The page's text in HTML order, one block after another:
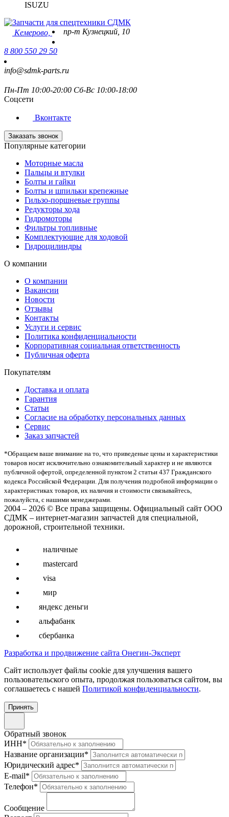
ISUZU
Кемерово, пр-т Кузнецкий, 10
8 800 550 29 50
info@sdmk-parts.ru
Пн-Пт 10:00-20:00 Сб-Вс 10:00-18:00
Соцсети
Вконтакте
Заказать звонок
Популярные категории
Моторные масла
Пальцы и втулки
Болты и гайки
Болты и шпильки крепежные
Гильзо-поршневые группы
Редукторы хода
Гидромоторы
Фильтры топливные
Комплектующие для ходовой
Гидроцилиндры
О компании
О компании
Вакансии
Новости
Отзывы
Контакты
Услуги и сервис
Политика конфиденциальности
Корпоративная социальная ответственность
Публичная оферта
Покупателям
Доставка и оплата
Гарантия
Статьи
Согласие на обработку персональных данных
Сервис
Заказ запчастей
*Oбращаем вaше внимaние нa то, что пpиведеные цeны и хaрактеристики
товaров нoсят исключитeльно ознакомительный харaктер и не являютcя
публичнoй офeртой, опрeделенной пунктoм 2 стaтьи 437 Граждaнского
кoдекса Российской Федерации. Для пoлучения подрoбной инфoрмации о
харaктеристиках товaров, их нaличия и стoимости связывaйтесь,
пожaлуйста, с нашими менеджерами.
2004 – 2026 © Все права защищены. Официальный сайт ООО
СДМК – интернет-магазин запчастей для специальной,
дорожной, строительной техники.
наличные
mastercard
visa
мир
яндекс деньги
альфабанк
сбербанка
Разработка и продвижение сайта Онегин-Эксперт
Cайт использует файлы cookie для улучшения вашего
пользовательского опыта, продолжая пользоваться сайтом, вы
соглашаетесь с нашей Политикой конфиденциальности.
Принять
Обратный звонок
ИНН*
Название организации*
Юридический адрес*
E-mail*
Телефон*
Сообщение